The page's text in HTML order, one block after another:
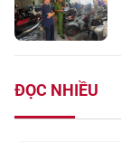
ĐỌC NHIỀU